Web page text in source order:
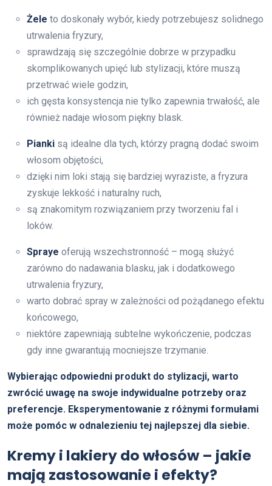
Żele to doskonały wybór, kiedy potrzebujesz solidnego
utrwalenia fryzury,
sprawdzają się szczególnie dobrze w przypadku
skomplikowanych upięć lub stylizacji, które muszą
przetrwać wiele godzin,
ich gęsta konsystencja nie tylko zapewnia trwałość, ale
również nadaje włosom piękny blask.
Pianki są idealne dla tych, którzy pragną dodać swoim
włosom objętości,
dzięki nim loki stają się bardziej wyraziste, a fryzura
zyskuje lekkość i naturalny ruch,
są znakomitym rozwiązaniem przy tworzeniu fal i
loków.
Spraye oferują wszechstronność – mogą służyć
zarówno do nadawania blasku, jak i dodatkowego
utrwalenia fryzury,
warto dobrać spray w zależności od pożądanego efektu
końcowego,
niektóre zapewniają subtelne wykończenie, podczas
gdy inne gwarantują mocniejsze trzymanie.
Wybierając odpowiedni produkt do stylizacji, warto
zwrócić uwagę na swoje indywidualne potrzeby oraz
preferencje. Eksperymentowanie z różnymi formułami
może pomóc w odnalezieniu tej najlepszej dla siebie.
Kremy i lakiery do włosów – jakie
mają zastosowanie i efekty?